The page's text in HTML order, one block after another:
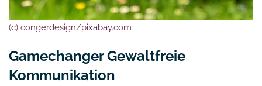
(c) congerdesign/pixabay.com
Gamechanger Gewaltfreie
Kommunikation